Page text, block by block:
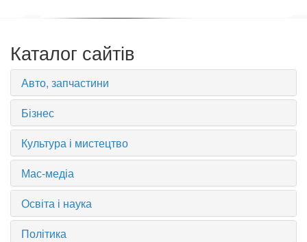
Каталог сайтів
Авто, запчастини
Бізнес
Культура і мистецтво
Мас-медіа
Освіта і наука
Політика